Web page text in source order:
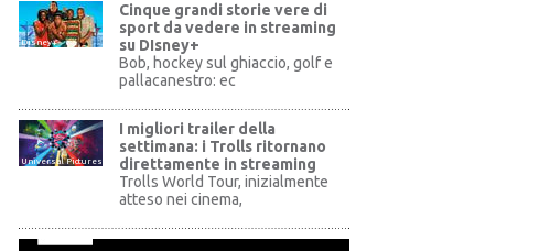
Disney+
Cinque grandi storie vere di
sport da vedere in streaming
su DIsney+
Bob, hockey sul ghiaccio, golf e
pallacanestro: ec
Universal Pictures
I migliori trailer della
settimana: i Trolls ritornano
direttamente in streaming
Trolls World Tour, inizialmente
atteso nei cinema,